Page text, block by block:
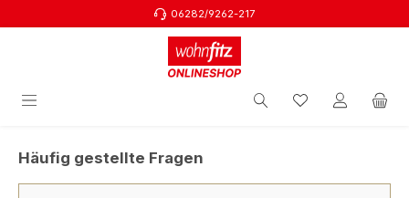
06282/9262-217
Häufig gestellte Fragen